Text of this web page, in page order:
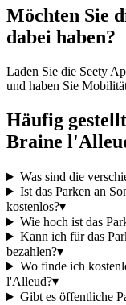
Möchten Sie
dabei haben?
Laden Sie die Seety
und haben Sie
Häufig
Braine
Was sind die
Ist das Parken an
kostenlos?▾
Wie hoch ist das
Kann ich für das
bezahlen?▾
Wo finde ich
l'Alleud?▾
Gibt es öffentliche